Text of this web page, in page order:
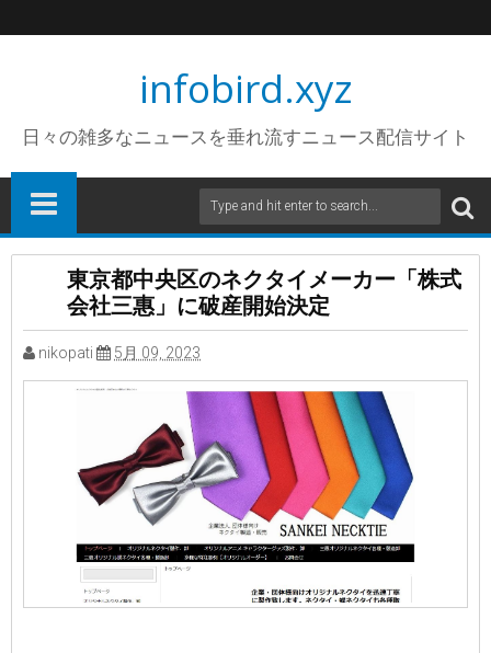
infobird.xyz
日々の雑多なニュースを垂れ流すニュース配信サイト
東京都中央区のネクタイメーカー「株式
会社三惠」に破産開始決定
nikopati 5月 09, 2023